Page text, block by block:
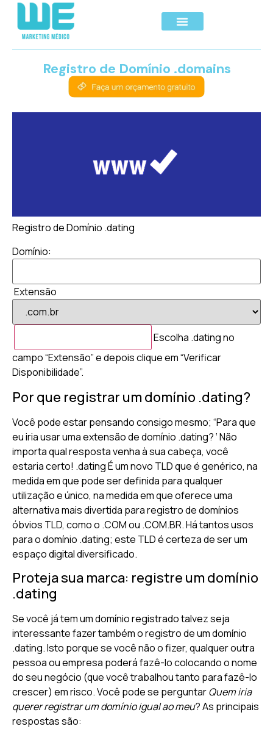
Registro de Domínio .domains
Registro de Domínio .dating
Domínio:
Extensão
Escolha .dating no
campo “Extensão” e depois clique em “Verificar
Disponibilidade”.
Por que registrar um domínio .dating?
Você pode estar pensando consigo mesmo; “Para que
eu iria usar uma extensão de domínio .dating? ‘ Não
importa qual resposta venha à sua cabeça, você
estaria certo! .dating É um novo TLD que é genérico, na
medida em que pode ser definida para qualquer
utilização e único, na medida em que oferece uma
alternativa mais divertida para registro de domínios
óbvios TLD, como o .COM ou .COM.BR. Há tantos usos
para o domínio .dating; este TLD é certeza de ser um
espaço digital diversificado.
Proteja sua marca: registre um domínio
.dating
Se você já tem um domínio registrado talvez seja
interessante fazer também o registro de um domínio
.dating. Isto porque se você não o fizer, qualquer outra
pessoa ou empresa poderá fazê-lo colocando o nome
do seu negócio (que você trabalhou tanto para fazê-lo
crescer) em risco. Você pode se perguntarQuem iria
querer registrar um domínio igual ao meu? As principais
respostas são: